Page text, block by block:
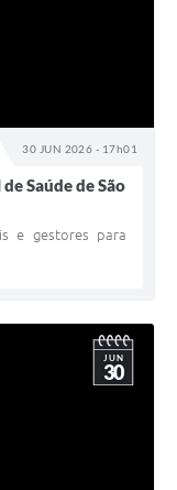
30 JUN 2026 - 17h01
Saúde de São
e gestores para
JUN
30